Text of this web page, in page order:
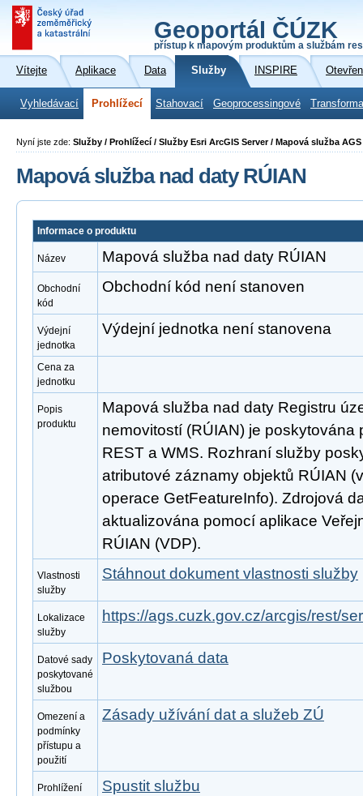
Geoportál ČÚZK
přístup k mapovým produktům a službám
Vítejte Aplikace Data Služby INSPIRE
Vyhledávací Prohlížecí Stahovací Geoprocessingové
Nyní jste zde: Služby / Prohlížecí / Služby Esri ArcGIS Server / Mapová služba
Mapová služba nad daty RÚIAN
Informace o produktu
Název Mapová služba nad daty RÚIAN
Obchodní
kód
Obchodní kód není stanoven
Výdejní
jednotka
Výdejní jednotka není stanovena
Cena za
jednotku
Popis
produktu
Mapová služba nad daty Registru
nemovitostí (RÚIAN) je poskytována
REST a WMS. Rozhraní služby
atributové záznamy objektů RÚIAN
operace GetFeatureInfo). Zdrojová
aktualizována pomocí aplikace
RÚIAN (VDP).
Vlastnosti
služby
Stáhnout dokument vlastnosti služby
Lokalizace
služby
https://ags.cuzk.gov.cz/arcgis/rest/
Datové sady
poskytované
službou
Poskytovaná data
Omezení a
podmínky
přístupu a
použití
Zásady užívání dat a služeb ZÚ
Prohlížení
Spustit službu